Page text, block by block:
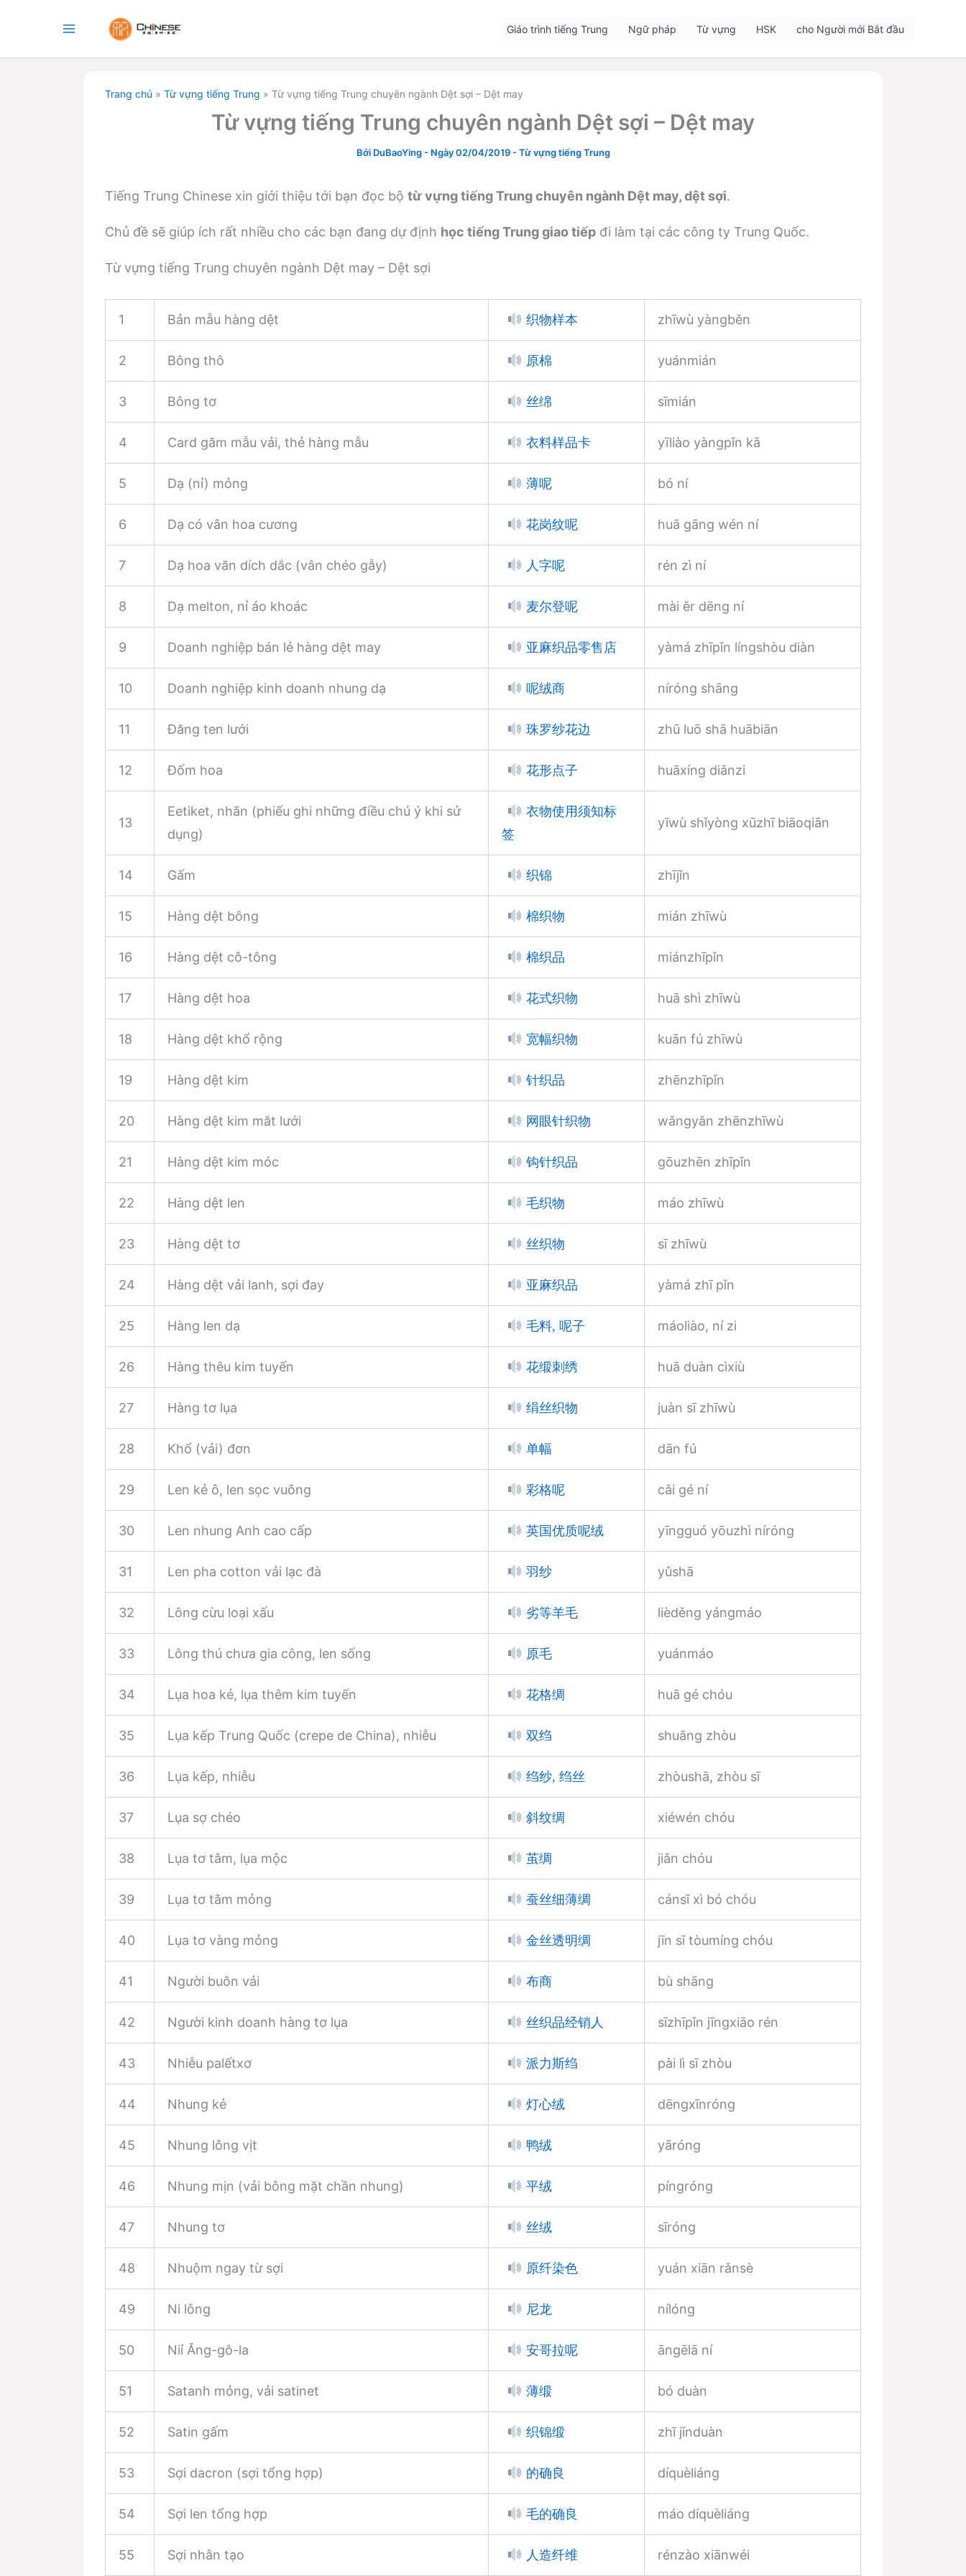
nội
Giáo trình tiếng Trung Ngữ pháp Từ vựng HSK cho Người mới Bắt đầu
Trang chủ » Từ vựng tiếng Trung » Từ vựng tiếng Trung chuyên ngành Dệt sợi – Dệt may
Từ vựng tiếng Trung chuyên ngành Dệt sợi – Dệt may
Bởi DuBaoYing- Ngày 02/04/2019-Từ vựng tiếng Trung
Tiếng Trung Chinese xin giới thiệu tới bạn đọc bộ từ vựng tiếng Trung chuyên ngành Dệt may, dệt sợi.
Chủ đề sẽ giúp ích rất nhiều cho các bạn đang dự định học tiếng Trung giao tiếp đi làm tại các công ty Trung Quốc.
Từ vựng tiếng Trung chuyên ngành Dệt may – Dệt sợi
1 Bản mẫu hàng dệt 织物样本 zhīwù yàngběn
2 Bông thô 原棉 yuánmián
3 Bông tơ 丝绵 sīmián
4 Card găm mẫu vải, thẻ hàng mẫu 衣料样品卡 yīliào yàngpǐn kǎ
5 Dạ (nỉ) mỏng 薄呢 bó ní
6 Dạ có vân hoa cương 花岗纹呢 huā gāng wén ní
7 Dạ hoa văn dích dắc (vân chéo gẫy) 人字呢 rén zì ní
8 Dạ melton, nỉ áo khoác 麦尔登呢 mài ěr dēng ní
9 Doanh nghiệp bán lẻ hàng dệt may 亚麻织品零售店 yàmá zhīpǐn língshòu diàn
10 Doanh nghiệp kinh doanh nhung dạ 呢绒商 níróng shāng
11 Đăng ten lưới 珠罗纱花边 zhū luō shā huābiān
12 Đốm hoa 花形点子 huāxíng diǎnzi
13
Eetiket, nhãn (phiếu ghi những điều chú ý khi sử
dụng)
衣物使用须知标
签
yīwù shǐyòng xūzhī biāoqiān
14 Gấm 织锦 zhījǐn
15 Hàng dệt bông 棉织物 mián zhīwù
16 Hàng dệt cô-tông 棉织品 miánzhīpǐn
17 Hàng dệt hoa 花式织物 huā shì zhīwù
18 Hàng dệt khổ rộng 宽幅织物 kuān fú zhīwù
19 Hàng dệt kim 针织品 zhēnzhīpǐn
20 Hàng dệt kim mắt lưới 网眼针织物 wǎngyǎn zhēnzhīwù
21 Hàng dệt kim móc 钩针织品 gōuzhēn zhīpǐn
22 Hàng dệt len 毛织物 máo zhīwù
23 Hàng dệt tơ 丝织物 sī zhīwù
24 Hàng dệt vải lanh, sợi đay 亚麻织品 yàmá zhī pǐn
25 Hàng len dạ 毛料, 呢子 máoliào, ní zi
26 Hàng thêu kim tuyến 花缎刺绣 huā duàn cìxiù
27 Hàng tơ lụa 绢丝织物 juàn sī zhīwù
28 Khổ (vải) đơn 单幅 dān fú
29 Len kẻ ô, len sọc vuông 彩格呢 cǎi gé ní
30 Len nhung Anh cao cấp 英国优质呢绒 yīngguó yōuzhì níróng
31 Len pha cotton vải lạc đà 羽纱 yǔshā
32 Lông cừu loại xấu 劣等羊毛 lièděng yángmáo
33 Lông thú chưa gia công, len sống 原毛 yuánmáo
34 Lụa hoa kẻ, lụa thêm kim tuyến 花格绸 huā gé chóu
35 Lụa kếp Trung Quốc (crepe de China), nhiễu 双绉 shuāng zhòu
36 Lụa kếp, nhiễu 绉纱, 绉丝 zhòushā, zhòu sī
37 Lụa sợ chéo 斜纹绸 xiéwén chóu
38 Lụa tơ tằm, lụa mộc 茧绸 jiǎn chóu
39 Lụa tơ tằm mỏng 蚕丝细薄绸 cánsī xì bó chóu
40 Lụa tơ vàng mỏng 金丝透明绸 jīn sī tòumíng chóu
41 Người buôn vải 布商 bù shāng
42 Người kinh doanh hàng tơ lụa 丝织品经销人 sīzhīpǐn jīngxiāo rén
43 Nhiễu palếtxơ 派力斯绉 pài lì sī zhòu
44 Nhung kẻ 灯心绒 dēngxīnróng
45 Nhung lông vịt 鸭绒 yāróng
46 Nhung mịn (vải bông mặt chần nhung) 平绒 píngróng
47 Nhung tơ 丝绒 sīróng
48 Nhuộm ngay từ sợi 原纤染色 yuán xiān rǎnsè
49 Ni lông 尼龙 nílóng
50 Niỉ Ăng-gô-la 安哥拉呢 āngēlā ní
51 Satanh mỏng, vải satinet 薄缎 bó duàn
52 Satin gấm 织锦缎 zhī jǐnduàn
53 Sợi dacron (sợi tổng hợp) 的确良 díquèliáng
54 Sợi len tổng hợp 毛的确良 máo díquèliáng
55 Sợi nhân tạo 人造纤维 rénzào xiānwéi